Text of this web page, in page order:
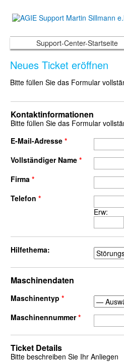
Support-Center-Startseite
Neues Ticket eröffnen
Bitte füllen Sie das Formular
Kontaktinformationen
Bitte füllen Sie das Formular
E-Mail-Adresse *
Vollständiger Name *
Firma *
Telefon *
Erw:
Hilfethema:
Maschinendaten
Maschinentyp *
Maschinennummer*
Ticket Details
Bitte beschreiben Sie Ihr Anliegen